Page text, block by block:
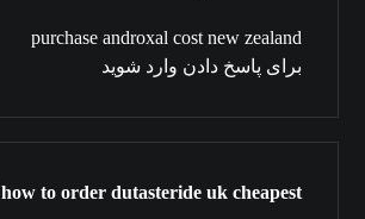
purchase androxal cost new zealand
برای پاسخ دادن وارد شوید
how to order dutasteride uk cheapest